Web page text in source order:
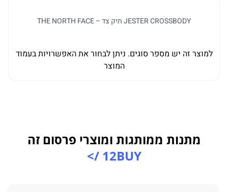
JESTER CROSSBODY תיק צד – THE NORTH FACE
למוצר זה יש מספר סוגים. ניתן לבחור את האפשרויות בעמוד
המוצר
מתנות ממותגות ומוצרי פרסום זה
12BUY />